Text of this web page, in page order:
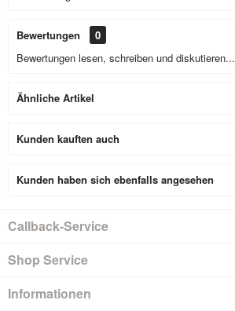
Bewertungen
0
Bewertungen lesen, schreiben und diskutieren...
Ähnliche Artikel
Kunden kauften auch
Kunden haben sich ebenfalls angesehen
Callback-Service
Shop Service
Informationen